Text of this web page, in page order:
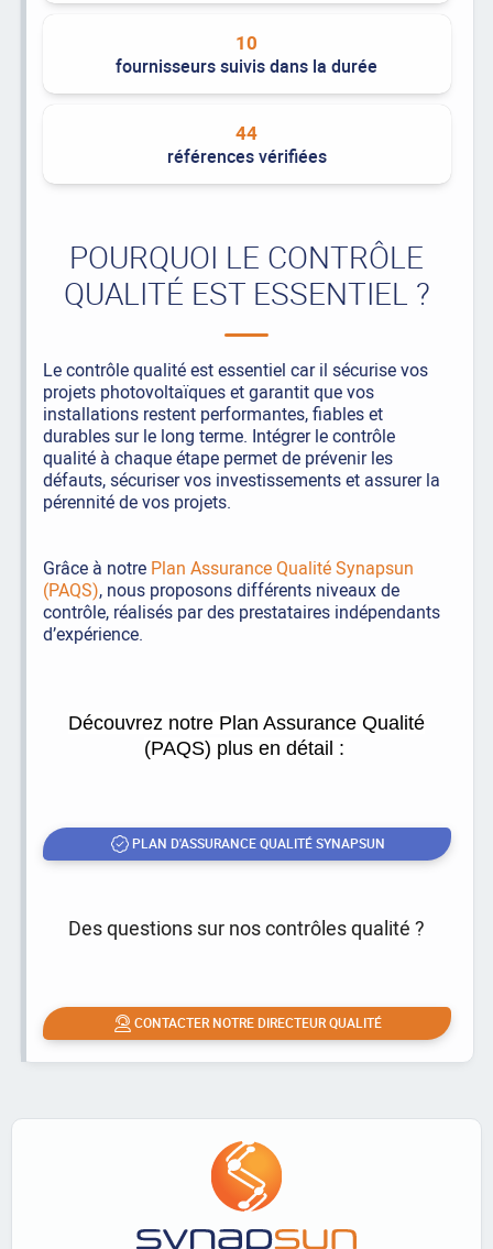
10
fournisseurs suivis dans la durée
44
références vérifiées
POURQUOI LE CONTRÔLE
QUALITÉ EST ESSENTIEL ?
Le contrôle qualité est essentiel car il sécurise vos
projets photovoltaïques et garantit que vos
installations restent performantes, fiables et
durables sur le long terme. Intégrer le contrôle
qualité à chaque étape permet de prévenir les
défauts, sécuriser vos investissements et assurer la
pérennité de vos projets.
Grâce à notrePlan Assurance Qualité Synapsun
(PAQS), nous proposons différents niveaux de
contrôle, réalisés par des prestataires indépendants
d’expérience.
Découvrez notre Plan Assurance Qualité
(PAQS) plus en détail :
PLAN D'ASSURANCE QUALITÉ SYNAPSUN
Des questions sur nos contrôles qualité ?
CONTACTER NOTRE DIRECTEUR QUALITÉ